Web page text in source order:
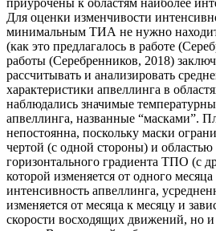
приурочены к областям наиболее
Для оценки изменчивости
минимальным ТИА не нужно
(как это предлагалось в работе
работы (Серебренников, 2018)
рассчитывать и анализировать
характеристики апвеллинга в
наблюдались значимые
апвеллинга, названные “масками”.
непостоянна, поскольку маски
чертой (с одной стороны) и
горизонтального градиента ТПО (с
которой изменяется от одного
интенсивность апвеллинга,
изменяется от месяца к месяцу и
скорости восходящих движений, но